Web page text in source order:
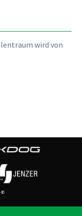
wird von